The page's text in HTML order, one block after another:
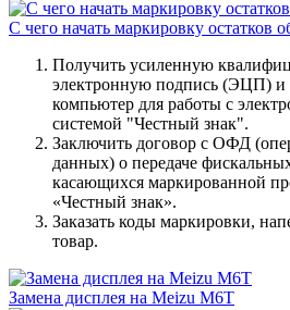
С чего начать маркировку остатков
Получить усиленную
электронную подпись (ЭЦП) и
компьютер для работы с
системой "Честный знак".
Заключить договор с ОФД
данных) о передаче
касающихся маркированной
«Честный знак».
Заказать коды маркировки,
товар.
Замена дисплея на Meizu M6T